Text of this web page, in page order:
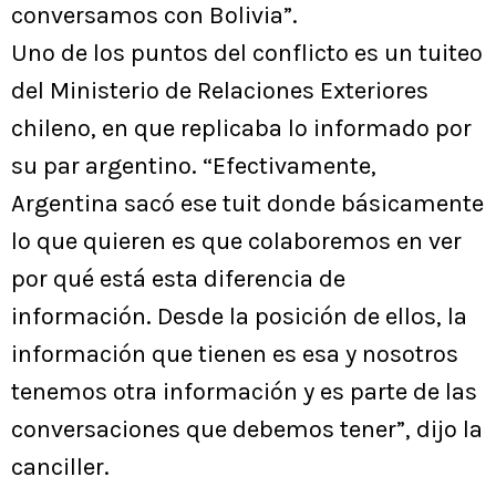
conversamos con Bolivia”.
Uno de los puntos del conflicto es un tuiteo
del Ministerio de Relaciones Exteriores
chileno, en que replicaba lo informado por
su par argentino. “Efectivamente,
Argentina sacó ese tuit donde básicamente
lo que quieren es que colaboremos en ver
por qué está esta diferencia de
información. Desde la posición de ellos, la
información que tienen es esa y nosotros
tenemos otra información y es parte de las
conversaciones que debemos tener”, dijo la
canciller.